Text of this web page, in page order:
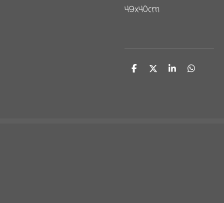
49x40cm
D D S D